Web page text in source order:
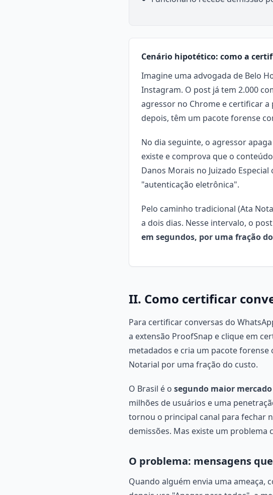
Cenário hipotético: como a
Imagine uma advogada de Belo
Instagram. O post já tem 2.000
agressor no Chrome e certificar
depois, têm um pacote forense
No dia seguinte, o agressor
existe e comprova que o
Danos Morais no Juizado
"autenticação eletrônica".
Pelo caminho tradicional (Ata
a dois dias. Nesse intervalo, o
em segundos, por uma fração
II. Como certificar
Para certificar conversas do
a extensão ProofSnap e clique em
metadados e cria um pacote forense
Notarial por uma fração do custo.
O Brasil é o segundo maior
milhões de usuários e uma
tornou o principal canal para fechar
demissões. Mas existe um problema
O problema: mensagens
Quando alguém envia uma ameaça,